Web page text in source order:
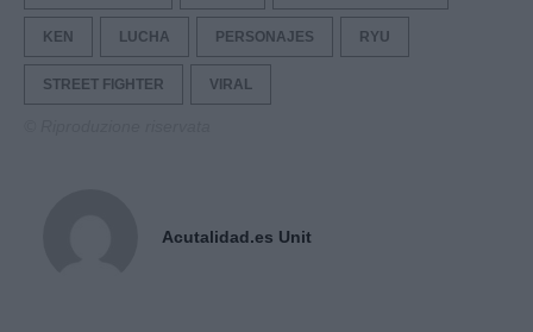
KEN LUCHA PERSONAJES RYU
STREET FIGHTER VIRAL
Acutalidad.es Unit